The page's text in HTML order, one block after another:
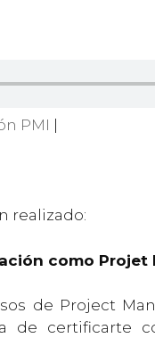
PMI
realizado:
como Projet
de Project
de certificarte